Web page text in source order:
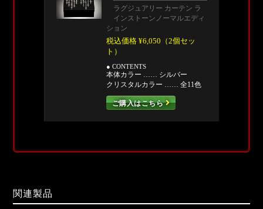
ラグジュアリー カーテン ラ
インストーンノーマルエディ
ション
税込価格 ¥6,050（2個セッ
ト）
● CONTENTS
本体カラー …… シルバー
クリスタルカラー …… 全11色
ご購入はこちら
関連製品